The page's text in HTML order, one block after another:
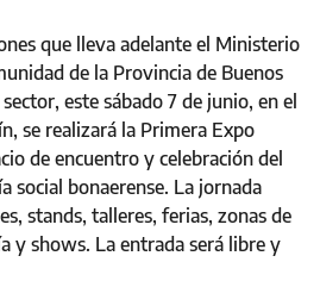
que lleva adelante el Ministerio
de la Provincia de Buenos
este sábado 7 de junio, en el
se realizará la Primera Expo
de encuentro y celebración del
social bonaerense. La jornada
stands, talleres, ferias, zonas de
y shows. La entrada será libre y